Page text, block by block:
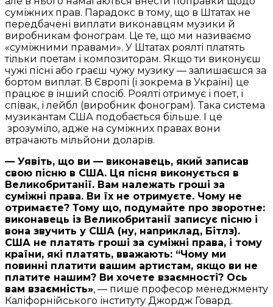
суміжних прав. Парадокс в тому, що в Штатах не
передбачені виплати виконавцям музики й
виробникам фонограм. Це те, що ми називаємо
«суміжними правами». У Штатах роялті платять
тільки поетам і композиторам. Якщо ти виконуєш
чужі пісні або граєш чужу музику — залишаєшся за
бортом виплат. В Європі (і зокрема в Україні) це
працює в інший спосіб. Роялті отримує і поет, і
співак, і лейбл (виробник фонограм). Така система
музикантам США подобається більше. І це
зрозуміло, адже на суміжних правах вони
втрачають мільйони доларів.
— Уявіть, що ви — виконавець, який записав
свою пісню в США. Ця пісня виконується в
Великобританії. Вам належать гроші за
суміжні права. Ви їх не отримуєте. Чому не
отримаєте? Тому що, подумайте про зворотне:
виконавець із Великобританії записує пісню і
вона звучить у США (ну, наприклад, Бітлз).
США не платять гроші за суміжні права, і тому
країни, які платять, вважають: “Чому ми
повинні платити вашим артистам, якщо ви не
платите нашим? Ви хочете взаємності? Ось
вам взаємність», — пише професор менеджменту
Каліфорнійського інституту Джордж Говард.